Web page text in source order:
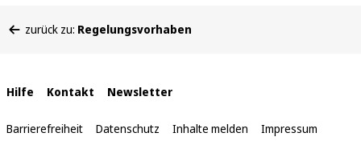
befinden
zurück zu: Regelungsvorhaben
Interne
Links
Hilfe Kontakt Newsletter
Barrierefreiheit Datenschutz Inhalte melden Impressum